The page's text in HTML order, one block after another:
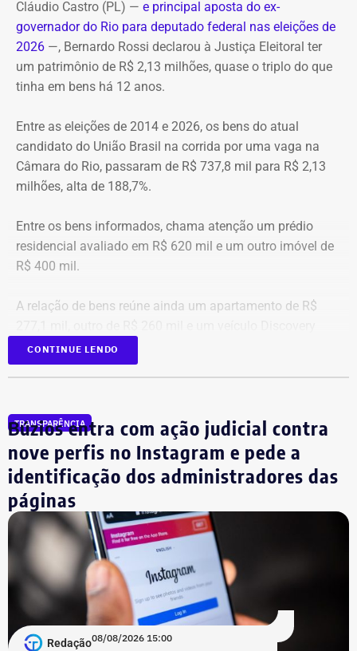
Transmissão: Canal Band, BandNews FM e YouTube do
TEMPO REAL
Pré-hora: 19h, com cobertura especial pelo YouTube do
TEMPO REAL
A operação mobilizou cerca de 40 militares, 11 viaturas e
4 unidades operacionais.
Cláudio Castro (PL) — e principal aposta do ex-
governador do Rio para deputado federal nas eleições de
2026 —, Bernardo Rossi declarou à Justiça Eleitoral ter
um patrimônio de R$ 2,13 milhões, quase o triplo do que
tinha em bens há 12 anos.
Entre as eleições de 2014 e 2026, os bens do atual
candidato do União Brasil na corrida por uma vaga na
Câmara do Rio, passaram de R$ 737,8 mil para R$ 2,13
milhões, alta de 188,7%.
Entre os bens informados, chama atenção um prédio
residencial avaliado em R$ 620 mil e um outro imóvel de
R$ 400 mil.
A relação de bens reúne ainda um apartamento de R$
D300, ano 2023, declarado por R$ 330 mil. Também
aparecem na lista cerca de R$ 177 mil em aplicações e
CONTINUE LENDO
TRANSPARÊNCIA
Búzios entra com ação judicial contra
nove perfis no Instagram e pede a
identificação dos administradores das
páginas
Redação08/08/2026 15:00